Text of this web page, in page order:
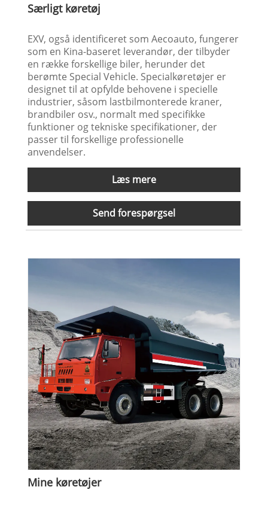
Særligt køretøj
EXV, også identificeret som Aecoauto, fungerer
som en Kina-baseret leverandør, der tilbyder
en række forskellige biler, herunder det
berømte Special Vehicle. Specialkøretøjer er
designet til at opfylde behovene i specielle
industrier, såsom lastbilmonterede kraner,
brandbiler osv., normalt med specifikke
funktioner og tekniske specifikationer, der
passer til forskellige professionelle
anvendelser.
Læs mere
Send forespørgsel
Mine køretøjer